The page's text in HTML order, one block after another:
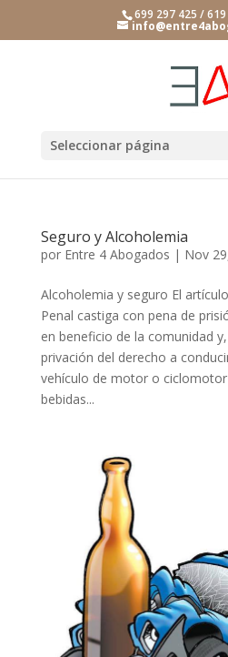
699 297 425 /
Seleccionar página
Seguro y Alcoholemia
por Entre 4 Abogados | Nov
Alcoholemia y seguro El
Penal castiga con pena de
en beneficio de la comunidad
privación del derecho a
vehículo de motor o
bebidas...